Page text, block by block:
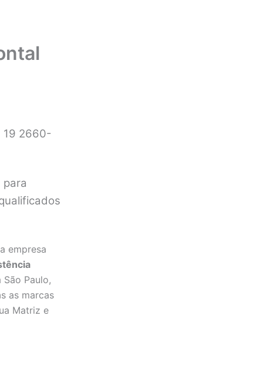
19 2660-
empresa
Paulo,
as marcas
Matriz e